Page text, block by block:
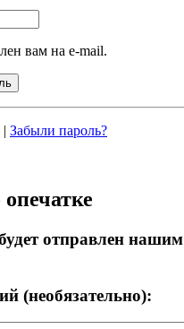
вам на e-mail.
| Забыли пароль?
отправлен нашим
(необязательно):